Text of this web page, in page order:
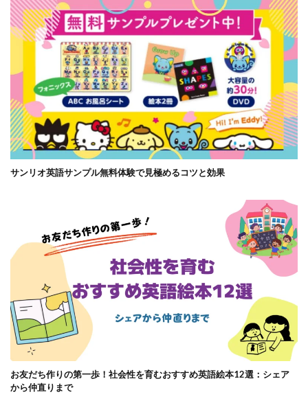
サンリオ英語サンプル無料体験で見極めるコツと効果
お友だち作りの第一歩！社会性を育むおすすめ英語絵本12選：シェア
から仲直りまで